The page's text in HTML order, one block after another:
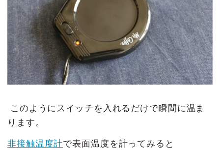
このようにスイッチを入れるだけで瞬間に温ま
ります。
非接触温度計で表面温度を計ってみると